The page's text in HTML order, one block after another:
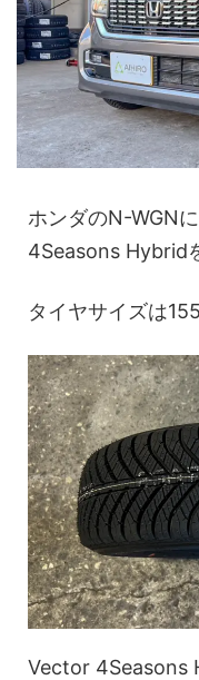
ホンダのN-WGN
4Seasons Hybrid
タイヤサイズは
Vector 4Seasons